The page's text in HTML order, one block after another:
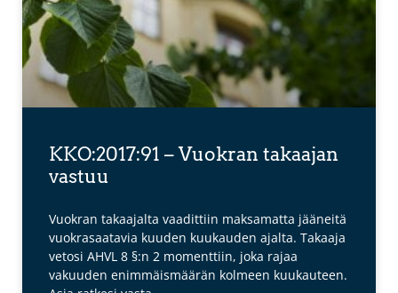
KKO:2017:91 – Vuokran takaajan
vastuu
Vuokran takaajalta vaadittiin maksamatta jääneitä
vuokrasaatavia kuuden kuukauden ajalta. Takaaja
vetosi AHVL 8 §:n 2 momenttiin, joka rajaa
vakuuden enimmäismäärän kolmeen kuukauteen.